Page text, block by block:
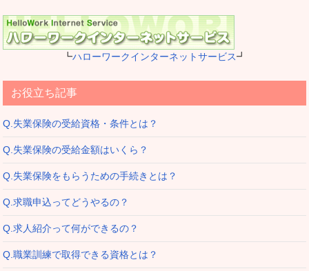
┗ハローワークインターネットサービス┛
お役立ち記事
Q.失業保険の受給資格・条件とは？
Q.失業保険の受給金額はいくら？
Q.失業保険をもらうための手続きとは？
Q.求職申込ってどうやるの？
Q.求人紹介って何ができるの？
Q.職業訓練で取得できる資格とは？